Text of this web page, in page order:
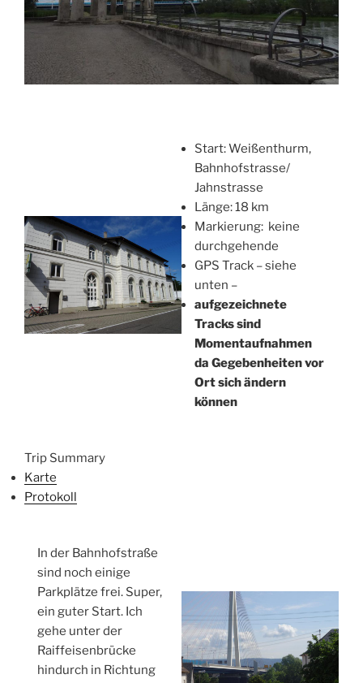
Start: Weißenthurm,
Bahnhofstrasse/
Jahnstrasse
Länge: 18 km
Markierung: keine
durchgehende
GPS Track – siehe
unten –
aufgezeichnete
Tracks sind
Momentaufnahmen
da Gegebenheiten vor
Ort sich ändern
können
Trip Summary
Karte
Protokoll
In der Bahnhofstraße
sind noch einige
Parkplätze frei. Super,
ein guter Start. Ich
gehe unter der
Raiffeisenbrücke
hindurch in Richtung